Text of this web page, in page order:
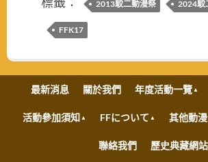
2013駁二動漫祭 2024駁
FFK17
最新消息 關於我們 年度活動一覽
活動參加須知 FFについて 其他動
聯絡我們 歷史典藏網站